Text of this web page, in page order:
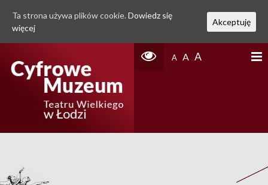
A A A
Ta strona używa plików cookie. Dowiedz się
więcej
Akceptuję